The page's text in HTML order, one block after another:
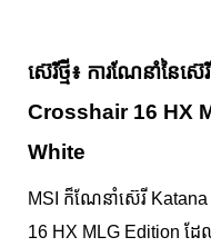
ស៊េរីថ្មី៖ ការណែនាំនៃ
Crosshair 16 HX
White
MSI ក៏ណែនាំស៊េរី
16 HX MLG Edition ដែ